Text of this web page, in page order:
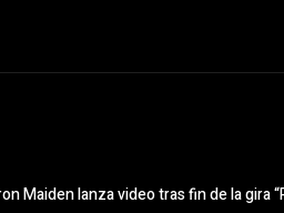
Maiden lanza video tras fin de la gira